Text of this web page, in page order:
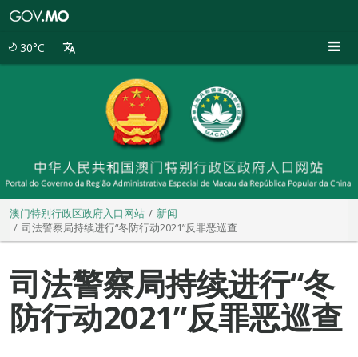
30°C
澳门特别行政区政府入口网站
新闻
司法警察局持续进行“冬防行动2021”反罪恶巡查
司法警察局持续进行“冬
防行动2021”反罪恶巡查